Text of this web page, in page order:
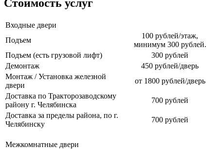
Стоимость услуг
Входные двери
Подъем
100 рублей/этаж,
минимум 300 рублей.
Подъем (есть грузовой лифт)
300 рублей
Демонтаж
450 рублей/дверь
Монтаж / Установка железной
двери
от 1800 рублей/дверь
Доставка по Тракторозаводскому
району г. Челябинска
700 рублей
Доставка за пределы района, по г.
Челябинску
700 рублей
Межкомнатные двери